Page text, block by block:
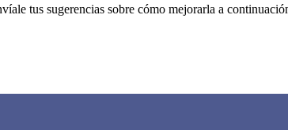
tus sugerencias sobre cómo mejorarla a